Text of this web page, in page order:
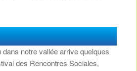
notre vallée arrive quelques
des Rencontres Sociales,